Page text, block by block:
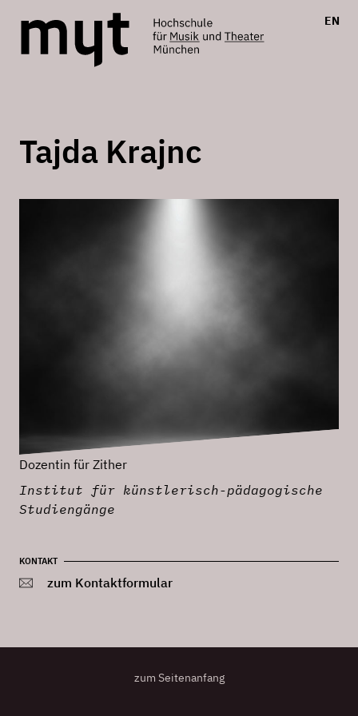
EN
Tajda Krajnc
Dozentin für Zither
Institut für künstlerisch-pädagogische
Studiengänge
KONTAKT
zum Kontaktformular
zum Seitenanfang